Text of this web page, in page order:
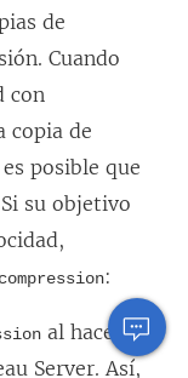
de
Cuando
con
copia de
posible que
su objetivo
:
al hacer
Server. Así,